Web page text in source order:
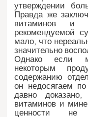
утверждении
Правда же
витаминов и
рекомендуемой
мало, что
значительно
Однако если
некоторым
содержанию
он недосягаем
давно
витаминов и
ценности не